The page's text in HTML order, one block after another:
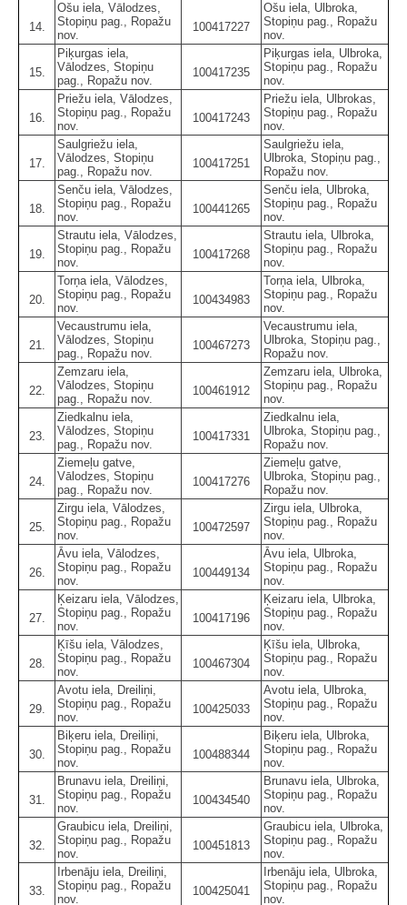
14.
Ošu iela, Vālodzes,
Stopiņu pag., Ropažu
nov.
100417227
Ošu iela, Ulbroka,
Stopiņu pag., Ropažu
nov.
15.
Piķurgas iela,
Vālodzes, Stopiņu
pag., Ropažu nov.
100417235
Piķurgas iela, Ulbroka,
Stopiņu pag., Ropažu
nov.
16.
Priežu iela, Vālodzes,
Stopiņu pag., Ropažu
nov.
100417243
Priežu iela, Ulbrokas,
Stopiņu pag., Ropažu
nov.
17.
Saulgriežu iela,
Vālodzes, Stopiņu
pag., Ropažu nov.
100417251
Saulgriežu iela,
Ulbroka, Stopiņu pag.,
Ropažu nov.
18.
Senču iela, Vālodzes,
Stopiņu pag., Ropažu
nov.
100441265
Senču iela, Ulbroka,
Stopiņu pag., Ropažu
nov.
19.
Strautu iela, Vālodzes,
Stopiņu pag., Ropažu
nov.
100417268
Strautu iela, Ulbroka,
Stopiņu pag., Ropažu
nov.
20.
Torņa iela, Vālodzes,
Stopiņu pag., Ropažu
nov.
100434983
Torņa iela, Ulbroka,
Stopiņu pag., Ropažu
nov.
21.
Vecaustrumu iela,
Vālodzes, Stopiņu
pag., Ropažu nov.
100467273
Vecaustrumu iela,
Ulbroka, Stopiņu pag.,
Ropažu nov.
22.
Zemzaru iela,
Vālodzes, Stopiņu
pag., Ropažu nov.
100461912
Zemzaru iela, Ulbroka,
Stopiņu pag., Ropažu
nov.
23.
Ziedkalnu iela,
Vālodzes, Stopiņu
pag., Ropažu nov.
100417331
Ziedkalnu iela,
Ulbroka, Stopiņu pag.,
Ropažu nov.
24.
Ziemeļu gatve,
Vālodzes, Stopiņu
pag., Ropažu nov.
100417276
Ziemeļu gatve,
Ulbroka, Stopiņu pag.,
Ropažu nov.
25.
Zirgu iela, Vālodzes,
Stopiņu pag., Ropažu
nov.
100472597
Zirgu iela, Ulbroka,
Stopiņu pag., Ropažu
nov.
26.
Āvu iela, Vālodzes,
Stopiņu pag., Ropažu
nov.
100449134
Āvu iela, Ulbroka,
Stopiņu pag., Ropažu
nov.
27.
Ķeizaru iela, Vālodzes,
Stopiņu pag., Ropažu
nov.
100417196
Ķeizaru iela, Ulbroka,
Stopiņu pag., Ropažu
nov.
28.
Ķīšu iela, Vālodzes,
Stopiņu pag., Ropažu
nov.
100467304
Ķīšu iela, Ulbroka,
Stopiņu pag., Ropažu
nov.
29.
Avotu iela, Dreiliņi,
Stopiņu pag., Ropažu
nov.
100425033
Avotu iela, Ulbroka,
Stopiņu pag., Ropažu
nov.
30.
Biķeru iela, Dreiliņi,
Stopiņu pag., Ropažu
nov.
100488344
Biķeru iela, Ulbroka,
Stopiņu pag., Ropažu
nov.
31.
Brunavu iela, Dreiliņi,
Stopiņu pag., Ropažu
nov.
100434540
Brunavu iela, Ulbroka,
Stopiņu pag., Ropažu
nov.
32.
Graubicu iela, Dreiliņi,
Stopiņu pag., Ropažu
nov.
100451813
Graubicu iela, Ulbroka,
Stopiņu pag., Ropažu
nov.
33.
Irbenāju iela, Dreiliņi,
Stopiņu pag., Ropažu
nov.
100425041
Irbenāju iela, Ulbroka,
Stopiņu pag., Ropažu
nov.